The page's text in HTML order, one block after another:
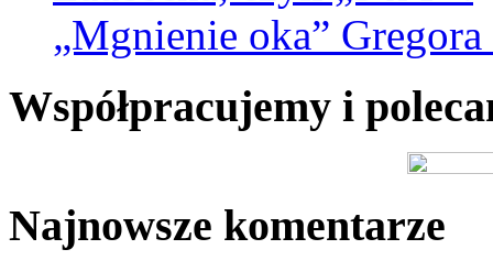
„Mgnienie oka”
Współpracujemy i
Najnowsze komentarze